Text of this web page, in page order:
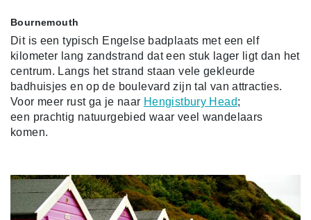
Bournemouth
Dit is een typisch Engelse badplaats met een elf
kilometer lang zandstrand dat een stuk lager ligt dan het
centrum. Langs het strand staan vele gekleurde
badhuisjes en op de boulevard zijn tal van attracties.
Voor meer rust ga je naar Hengistbury Head;
een prachtig natuurgebied waar veel wandelaars
komen.